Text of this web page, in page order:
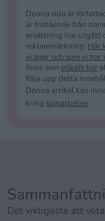
Denna sida är
är fristående från
ersättning har utgått
reklammärkning. Här
vi äger och som vi har
finns som etikett här
följa upp detta
Denna artikel kan
kring samarbeten.
Det viktigaste att